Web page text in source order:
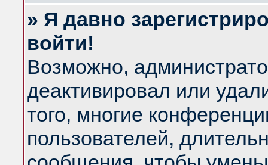
» Я давно
войти!
Возможно,
деактивировал или
того, многие
пользователей,